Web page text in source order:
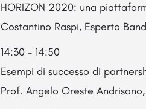
HORIZON 2020: una
Costantino Raspi, Esperto
14:30 – 14:50
Esempi di successo di
Prof. Angelo Oreste